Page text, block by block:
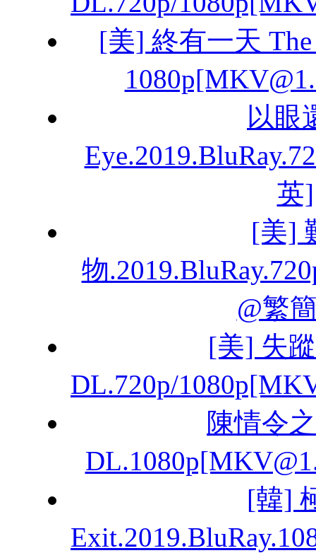
[美] 終有一天 The
以眼
英]
[美]
物
@繁
[美] 失
DL.720p/
陳情令
[韓]